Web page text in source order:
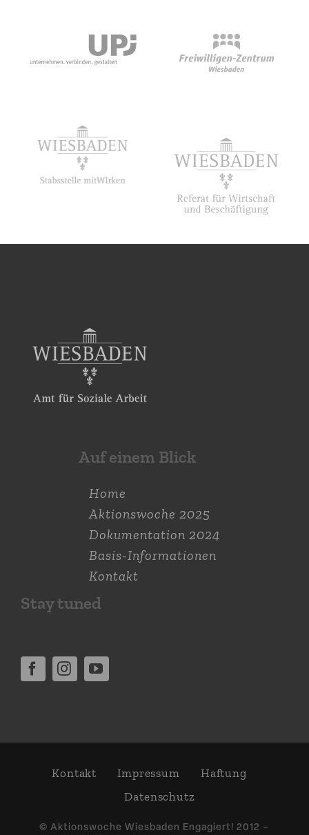
Auf einem Blick
Home
Aktions­woche 2025
Dokumen­tation 2024
Basis-Informationen
Kontakt
Stay tuned
Kontakt Impressum
Haftung
Daten­schutz
© Aktions­woche Wiesbaden Engagiert! 2012 –